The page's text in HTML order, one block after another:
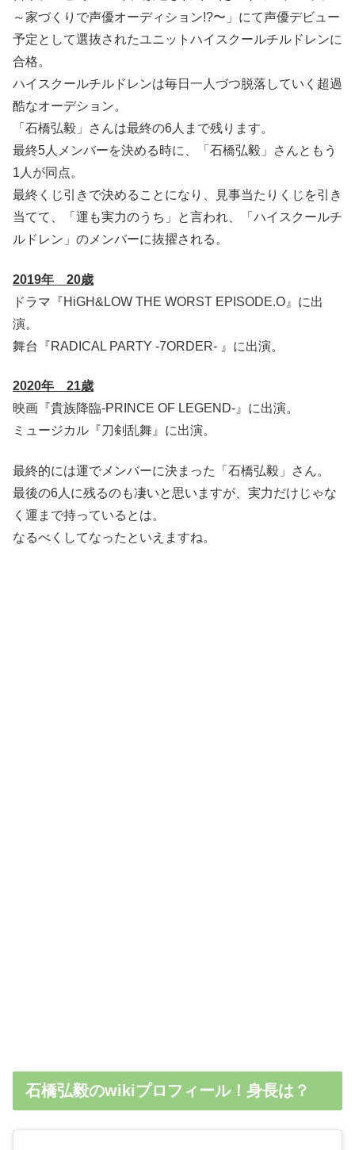
～家づくりで声優オーディション!?〜」にて声優デビュー
予定として選抜されたユニットハイスクールチルドレンに
合格。
ハイスクールチルドレンは毎日一人づつ脱落していく超過
酷なオーデション。
「石橋弘毅」さんは最終の6人まで残ります。
最終5人メンバーを決める時に、「石橋弘毅」さんともう
1人が同点。
最終くじ引きで決めることになり、見事当たりくじを引き
当てて、「運も実力のうち」と言われ、「ハイスクールチ
ルドレン」のメンバーに抜擢される。
2019年 20歳
ドラマ『HiGH&LOW THE WORST EPISODE.O』に出
演。
舞台『RADICAL PARTY -7ORDER- 』に出演。
2020年 21歳
映画『貴族降臨-PRINCE OF LEGEND-』に出演。
ミュージカル『刀剣乱舞』に出演。
最終的には運でメンバーに決まった「石橋弘毅」さん。
最後の6人に残るのも凄いと思いますが、実力だけじゃな
く運まで持っているとは。
なるべくしてなったといえますね。
石橋弘毅のwikiプロフィール！身長は？